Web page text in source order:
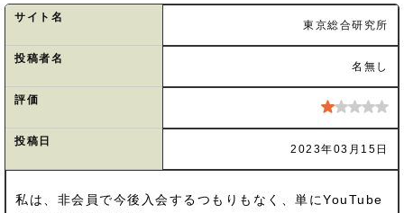
サイト名
東京総合研究所
投稿者名
名無し
評価
投稿日
2023年03月15日
私は、非会員で今後入会するつもりもなく、単にYouTube